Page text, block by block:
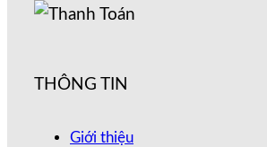
THÔNG TIN
Giới thiệu